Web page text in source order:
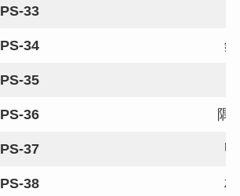
PS-33
PS-34
PS-35
PS-36 隅
PS-37
PS-38